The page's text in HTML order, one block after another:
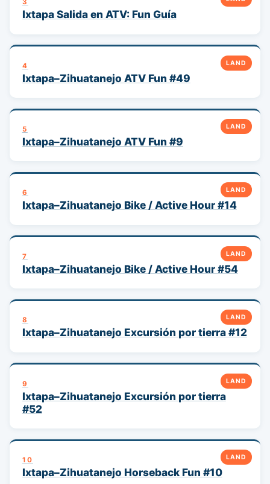
3
Ixtapa Salida en ATV: Fun Guía
LAND
4
Ixtapa–Zihuatanejo ATV Fun #49
LAND
5
Ixtapa–Zihuatanejo ATV Fun #9
LAND
6
Ixtapa–Zihuatanejo Bike / Active Hour #14
LAND
7
Ixtapa–Zihuatanejo Bike / Active Hour #54
LAND
8
Ixtapa–Zihuatanejo Excursión por tierra #12
LAND
9
Ixtapa–Zihuatanejo Excursión por tierra
#52
LAND
10
Ixtapa–Zihuatanejo Horseback Fun #10